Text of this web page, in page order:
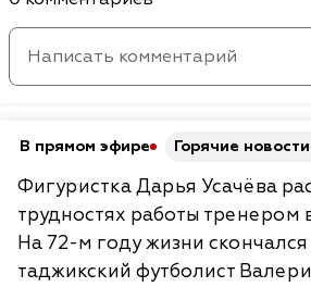
В прямом эфире Горячие
Фигуристка Дарья Усачёва
трудностях работы тренером
На 72-м году жизни скончался
таджикский футболист